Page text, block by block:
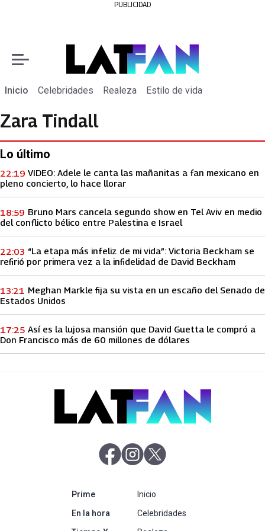
PUBLICIDAD
Inicio Celebridades Realeza Estilo de vida
Zara Tindall
Lo último
VIDEO: Adele le canta las mañanitas a fan mexicano en
pleno concierto, lo hace llorar
22:19
Bruno Mars cancela segundo show en Tel Aviv en medio
del conflicto bélico entre Palestina e Israel
18:59
“La etapa más infeliz de mi vida”: Victoria Beckham se
refirió por primera vez a la infidelidad de David Beckham
22:03
Meghan Markle fija su vista en un escaño del Senado de
Estados Unidos
13:21
Así es la lujosa mansión que David Guetta le compró a
Don Francisco más de 60 millones de dólares
17:25
abre en nueva pestaña
abre en nueva pestaña
Primeabre en nueva pestaña
En la hora abre en nueva pestaña
Inicio
Celebridades